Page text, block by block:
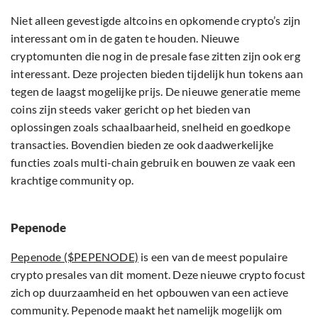
Niet alleen gevestigde altcoins en opkomende crypto’s zijn
interessant om in de gaten te houden. Nieuwe
cryptomunten die nog in de presale fase zitten zijn ook erg
interessant. Deze projecten bieden tijdelijk hun tokens aan
tegen de laagst mogelijke prijs. De nieuwe generatie meme
coins zijn steeds vaker gericht op het bieden van
oplossingen zoals schaalbaarheid, snelheid en goedkope
transacties. Bovendien bieden ze ook daadwerkelijke
functies zoals multi-chain gebruik en bouwen ze vaak een
krachtige community op.
Pepenode
Pepenode ($PEPENODE) is een van de meest populaire
crypto presales van dit moment. Deze nieuwe crypto focust
zich op duurzaamheid en het opbouwen van een actieve
community. Pepenode maakt het namelijk mogelijk om